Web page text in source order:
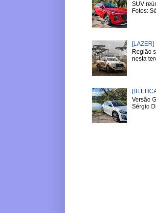
SUV
Fotos:
Região
nesta
Versão
Sérgio